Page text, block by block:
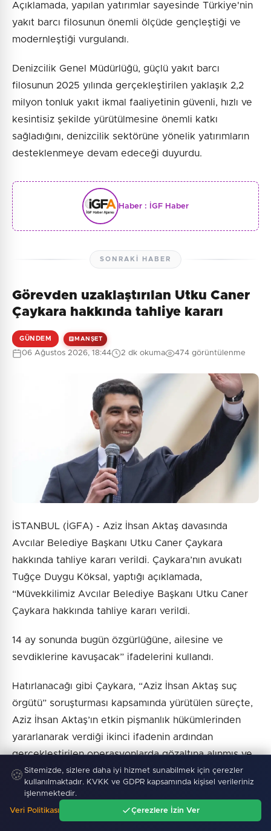
Açıklamada, yapılan yatırımlar sayesinde Türkiye'nin
yakıt barcı filosunun önemli ölçüde gençleştiği ve
modernleştiği vurgulandı.
Denizcilik Genel Müdürlüğü, güçlü yakıt barcı
filosunun 2025 yılında gerçekleştirilen yaklaşık 2,2
milyon tonluk yakıt ikmal faaliyetinin güvenli, hızlı ve
kesintisiz şekilde yürütülmesine önemli katkı
sağladığını, denizcilik sektörüne yönelik yatırımların
desteklenmeye devam edeceği duyurdu.
Haber : İGF Haber
SONRAKI HABER
Görevden uzaklaştırılan Utku Caner
Çaykara hakkında tahliye kararı
GÜNDEM MANŞET
06 Ağustos 2026, 18:44 2 dk okuma 474 görüntülenme
İSTANBUL (İGFA) - Aziz İhsan Aktaş davasında
Avcılar Belediye Başkanı Utku Caner Çaykara
hakkında tahliye kararı verildi. Çaykara’nın avukatı
Tuğçe Duygu Köksal, yaptığı açıklamada,
“Müvekkilimiz Avcılar Belediye Başkanı Utku Caner
Çaykara hakkında tahliye kararı verildi.
14 ay sonunda bugün özgürlüğüne, ailesine ve
sevdiklerine kavuşacak” ifadelerini kullandı.
Hatırlanacağı gibi Çaykara, “Aziz İhsan Aktaş suç
örgütü” soruşturması kapsamında yürütülen süreçte,
Aziz İhsan Aktaş’ın etkin pişmanlık hükümlerinden
yararlanarak verdiği ikinci ifadenin ardından
gerçekleştirilen operasyonlarda gözaltına alınmış ve
tutuklanmıştı.
Soruşturma kapsamında Çaykara ile birlikte bazı
belediye başkanları ve eski bir milletvekili hakkında
🍪 Sitemizde, sizlere daha iyi hizmet sunabilmek için çerezler
kullanılmaktadır. KVKK ve GDPR kapsamında kişisel verileriniz
işlenmektedir.
Veri Politikası Çerezlere İzin Ver
Gündem Ara Menü